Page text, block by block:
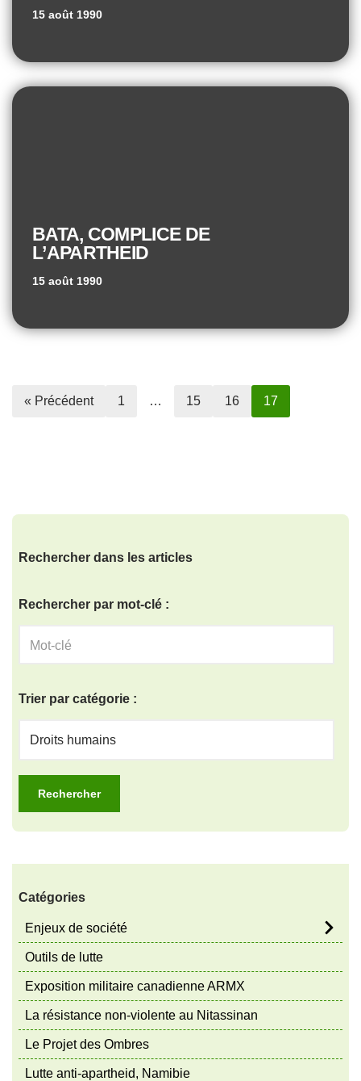
15 août 1990
BATA, COMPLICE DE
L’APARTHEID
15 août 1990
« Précédent 1 … 15 16 17
Rechercher dans les articles
Rechercher par mot-clé :
Trier par catégorie :
Catégories
Enjeux de société
Outils de lutte
Exposition militaire canadienne ARMX
La résistance non-violente au Nitassinan
Le Projet des Ombres
Lutte anti-apartheid, Namibie